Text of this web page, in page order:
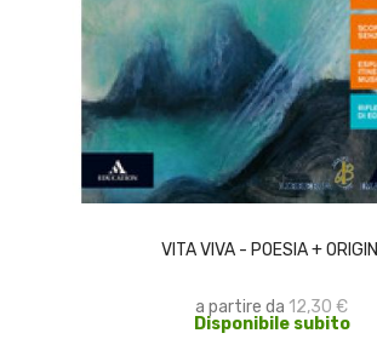
VITA VIVA - POESIA + ORIGINI
a partire da 12,30 €
Disponibile subito
SCEGLI